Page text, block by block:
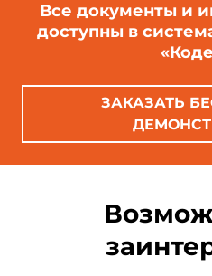
- строительные
сооружений на
Все документы и
доступны в
ЗАКАЗАТЬ